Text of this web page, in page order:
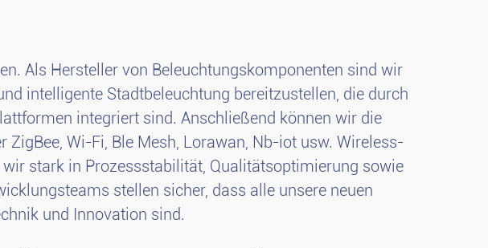
Als Hersteller von Beleuchtungskomponenten sind wir
intelligente Stadtbeleuchtung bereitzustellen, die durch
integriert sind. Anschließend können wir die
Wi-Fi, Ble Mesh, Lorawan, Nb-iot usw. Wireless-
stark in Prozessstabilität, Qualitätsoptimierung sowie
stellen sicher, dass alle unsere neuen
und Innovation sind.